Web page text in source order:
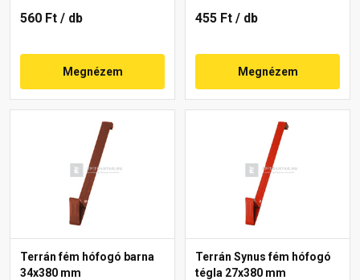
560 Ft / db
Megnézem
455 Ft / db
Megnézem
Terrán fém hófogó barna
34x380 mm
Terrán Synus fém hófogó
tégla 27x380 mm